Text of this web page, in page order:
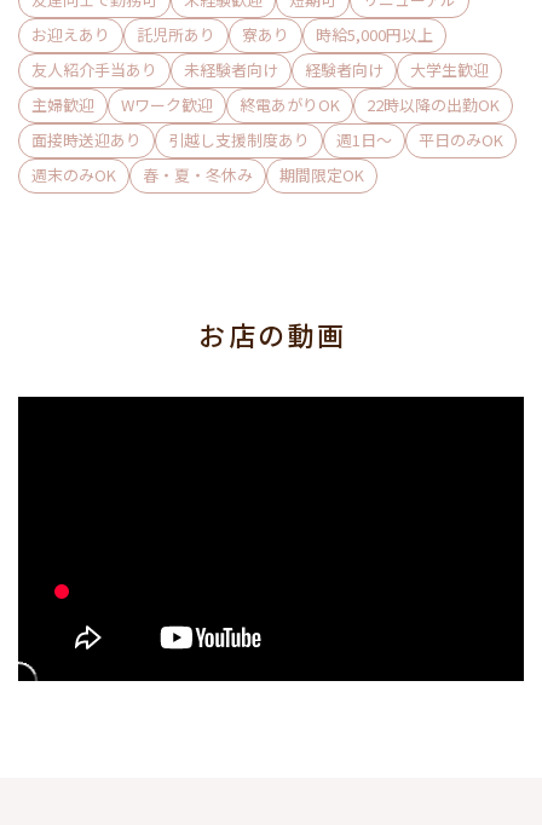
フィッツではそんな嫌な思いはさせません。
現在働くキャストさんもWワークの方が多数！
女性一人一人が働きやすく、
稼ぎやすい環境を提供、サポートいたします◎
ご希望は何でも仰って下さいね♪
お気軽にご連絡ください○*
お迎えあり
託児所あり 寮あり
時給5,000円以上
友人紹介手当あり
未経験者向け 経験者向け
大学生歓迎
主婦歓迎
Wワーク歓迎 終電あがりOK
22時以降の出勤OK
面接時送迎あり
引越し支援制度あり 週1日〜
平日のみOK
週末のみOK
春・夏・冬休み 期間限定OK
お店の動画